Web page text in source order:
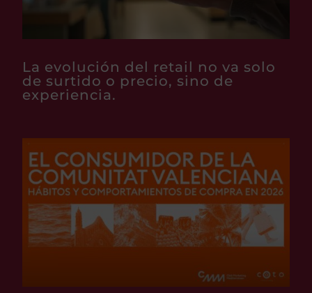
La evolución del retail no va solo
de surtido o precio, sino de
experiencia.